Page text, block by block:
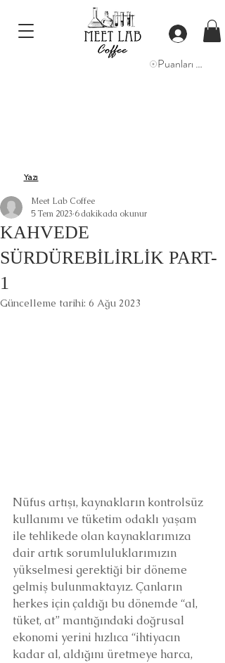
Puanları Görüntüle
Yazı
KAHVEDE
SÜRDÜREBİLİRLİK PART-
1
Meet Lab Coffee
5 Tem 2023 6 dakikada okunur
Güncelleme tarihi: 6 Ağu 2023
Nüfus artışı, kaynakların kontrolsüz
kullanımı ve tüketim odaklı yaşam
ile tehlikede olan kaynaklarımıza
dair artık sorumluluklarımızın
yükselmesi gerektiği bir döneme
gelmiş bulunmaktayız. Çanların
herkes için çaldığı bu dönemde “al,
tüket, at” mantığındaki doğrusal
ekonomi yerini hızlıca “ihtiyacın
kadar al, aldığını üretmeye harca,